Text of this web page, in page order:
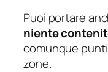
Puoi portare
niente
comunque
zone.